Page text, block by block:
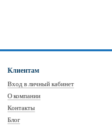
Клиентам
Вход в личный кабинет
О компании
Контакты
Блог